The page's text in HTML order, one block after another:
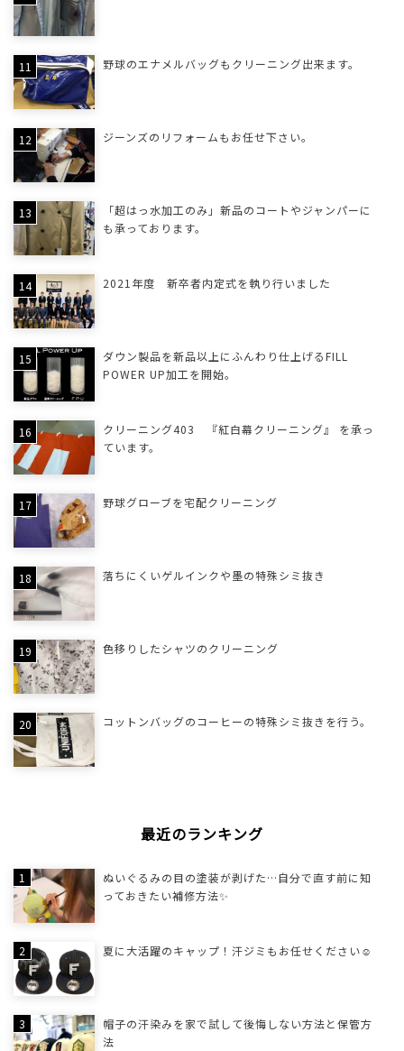
野球のエナメルバッグもクリーニング出来ます。
ジーンズのリフォームもお任せ下さい。
「超はっ水加工のみ」新品のコートやジャンパーに
も承っております。
2021年度 新卒者内定式を執り行いました
ダウン製品を新品以上にふんわり仕上げるFILL
POWER UP加工を開始。
クリーニング403 『紅白幕クリーニング』 を承っ
ています。
野球グローブを宅配クリーニング
落ちにくいゲルインクや墨の特殊シミ抜き
色移りしたシャツのクリーニング
コットンバッグのコーヒーの特殊シミ抜きを行う。
最近のランキング
ぬいぐるみの目の塗装が剥げた…自分で直す前に知
っておきたい補修方法✨
夏に大活躍のキャップ！汗ジミもお任せください☺
帽子の汗染みを家で試して後悔しない方法と保管方
法